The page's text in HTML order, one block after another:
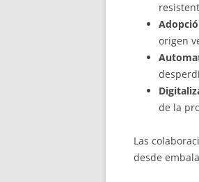
origen
de la
Las
desde